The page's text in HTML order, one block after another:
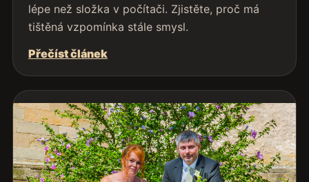
lépe než složka v počítači. Zjistěte, proč má
tištěná vzpomínka stále smysl.
Přečíst článek